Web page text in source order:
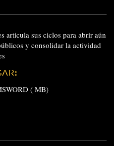
articula sus ciclos para abrir aún
y consolidar la actividad
( MB)